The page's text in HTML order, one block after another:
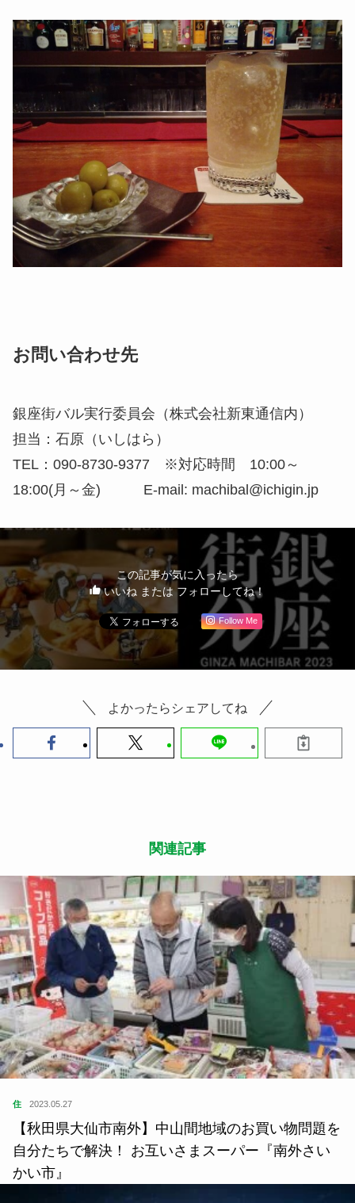
お問い合わせ先
銀座街バル実行委員会（株式会社新東通信内）
担当：石原（いしはら）
TEL：090-8730-9377 ※対応時間 10:00～
18:00(月～金) E-mail: machibal@ichigin.jp
この記事が気に入ったら
いいね または フォローしてね！
Follow Me
よかったらシェアしてね
関連記事
住 2023.05.27
【秋田県大仙市南外】中山間地域のお買い物問題を
自分たちで解決！ お互いさまスーパー『南外さい
かい市』